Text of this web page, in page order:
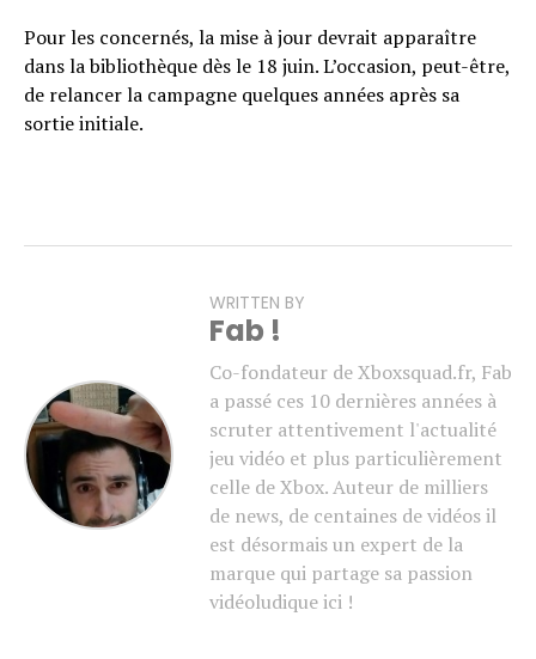
Pour les concernés, la mise à jour devrait apparaître
dans la bibliothèque dès le 18 juin. L’occasion, peut-être,
de relancer la campagne quelques années après sa
sortie initiale.
WRITTEN BY
Fab !
Co-fondateur de Xboxsquad.fr, Fab
a passé ces 10 dernières années à
scruter attentivement l'actualité
jeu vidéo et plus particulièrement
celle de Xbox. Auteur de milliers
de news, de centaines de vidéos il
est désormais un expert de la
marque qui partage sa passion
vidéoludique ici !